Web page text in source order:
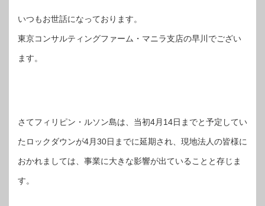
いつもお世話になっております。
東京コンサルティングファーム・マニラ支店の早川でござい
ます。
さてフィリピン・ルソン島は、当初4月14日までと予定してい
たロックダウンが4月30日までに延期され、現地法人の皆様に
おかれましては、事業に大きな影響が出ていることと存じま
す。